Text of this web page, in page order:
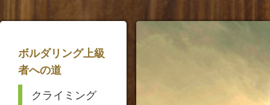
ボルダリング上級
者への道
クライミング